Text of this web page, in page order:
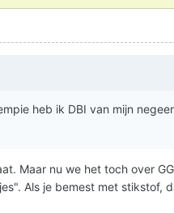
heb ik DBI van mijn
Maar nu we het toch over
Als je bemest met